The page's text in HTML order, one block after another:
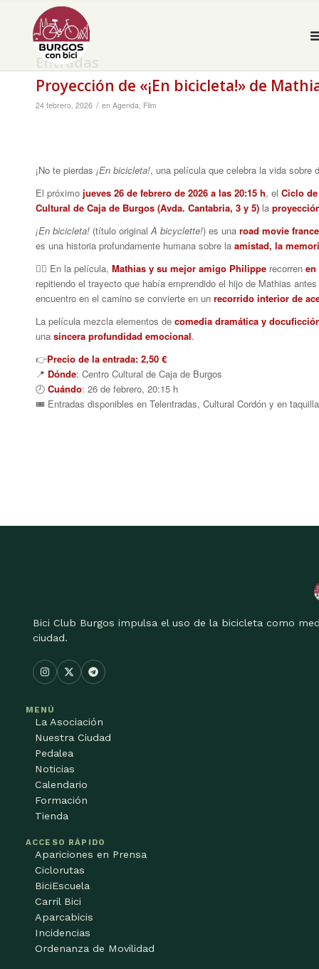
Entradas
Proyección de «¡En bicicleta!» de
24 febrero, 2026 / en Agenda, Film
¡No te pierdas ¡En bicicleta!, una película que celebra la vida sobre
El próximo jueves 26 de febrero de 2026 a las 20:15 h, el Ciclo
Cultural de Caja de Burgos (Avda. Cantabria, 3 y 5) la
¡En bicicleta! (título originalÀ bicyclette!) es una road movie
es una historia profundamente humana sobre la amistad, la
🚴‍♂️ En la película, Mathias y su mejor amigo Philippe recorren en
repitiendo el trayecto que había emprendido el hijo de Mathias
encuentro en el camino se convierte en un recorrido interior de
La película mezcla elementos de comedia dramática y
una sincera profundidad emocional.
👉Precio de la entrada: 2,50 €
📍 Dónde: Centro Cultural de Caja de Burgos
🕗 Cuándo: 26 de febrero, 20:15 h
🎟️ Entradas disponibles en Telentradas, Cultural Cordón y en
Bici Club Burgos impulsa el uso de la bicicleta como
ciudad.
MENÚ
La Asociación
Nuestra Ciudad
Pedalea
Noticias
Calendario
Formación
Tienda
ACCESO RÁPIDO
Apariciones en Prensa
Ciclorutas
BiciEscuela
Carril Bici
Aparcabicis
Incidencias
Ordenanza de Movilidad